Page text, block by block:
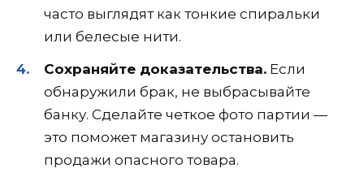
часто выглядят как тонкие спиральки
или белесые нити.
Сохраняйте доказательства. Если
обнаружили брак, не выбрасывайте
банку. Сделайте четкое фото партии —
это поможет магазину остановить
продажи опасного товара.